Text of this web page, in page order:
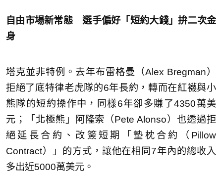
自由市場新常態 選手偏好「短約大錢」拚二次金
身
塔克並非特例。去年布雷格曼（Alex Bregman）
拒絕了底特律老虎隊的6年長約，轉而在紅襪與小
熊隊的短約操作中，同樣6年卻多賺了4350萬美
元；「北極熊」阿隆索（Pete Alonso）也透過拒
絕延長合約、改簽短期「墊枕合約（Pillow
Contract）」的方式，讓他在相同7年內的總收入
多出近5000萬美元。